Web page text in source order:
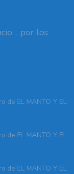
por los
de EL MANTO Y EL
de EL MANTO Y EL
de EL MANTO Y EL